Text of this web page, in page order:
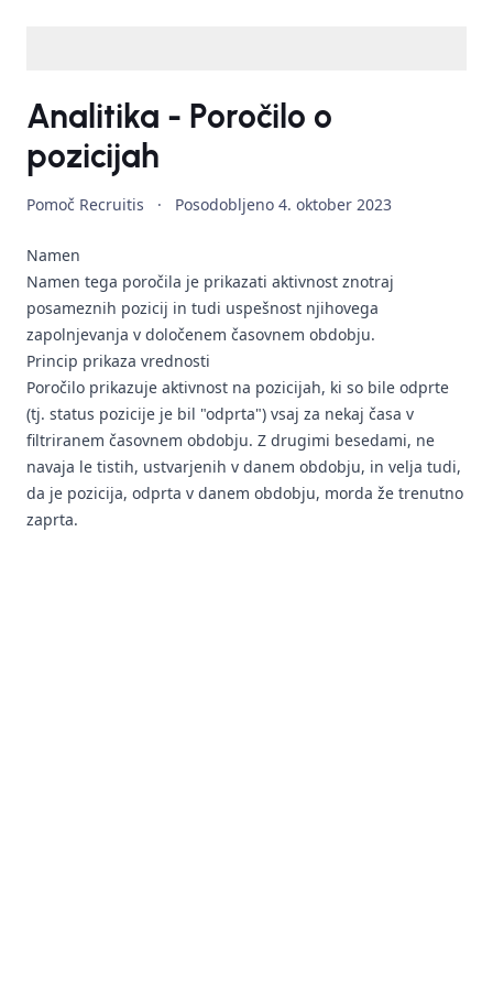
Analitika - Poročilo o
pozicijah
Pomoč Recruitis · Posodobljeno 4. oktober 2023
Namen
Namen tega poročila je prikazati aktivnost znotraj
posameznih pozicij in tudi uspešnost njihovega
zapolnjevanja v določenem časovnem obdobju.
Princip prikaza vrednosti
Poročilo prikazuje aktivnost na pozicijah, ki so bile odprte
(tj. status pozicije je bil "odprta") vsaj za nekaj časa v
filtriranem časovnem obdobju. Z drugimi besedami, ne
navaja le tistih, ustvarjenih v danem obdobju, in velja tudi,
da je pozicija, odprta v danem obdobju, morda že trenutno
zaprta.